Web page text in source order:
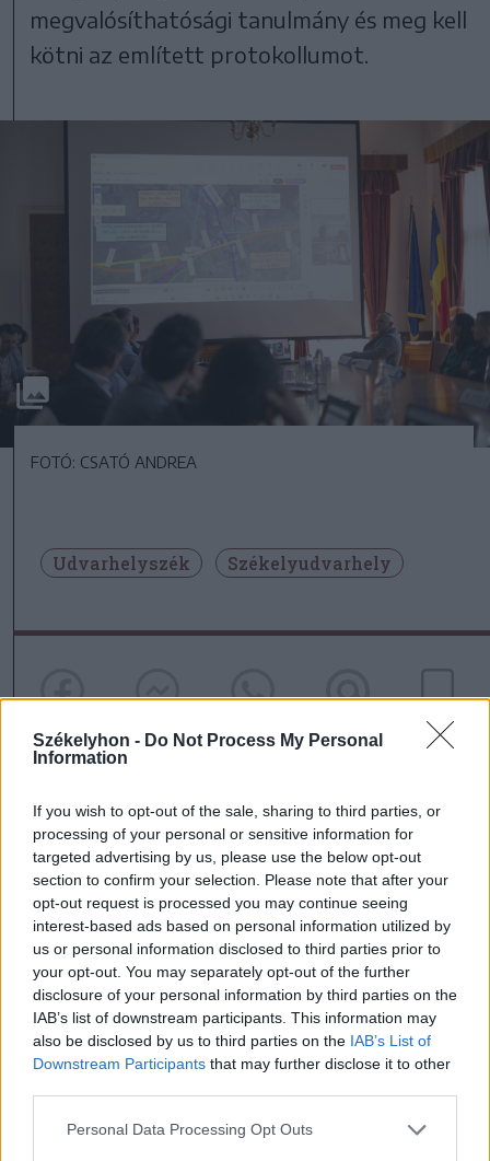
Székelyhon - Do Not Process My Personal
Information
If you wish to opt-out of the sale, sharing to third parties, or
processing of your personal or sensitive information for
targeted advertising by us, please use the below opt-out
section to confirm your selection. Please note that after your
opt-out request is processed you may continue seeing
interest-based ads based on personal information utilized by
us or personal information disclosed to third parties prior to
your opt-out. You may separately opt-out of the further
disclosure of your personal information by third parties on the
IAB’s list of downstream participants. This information may
also be disclosed by us to third parties on the IAB’s List of
Downstream Participants that may further disclose it to other
Personal Data Processing Opt Outs
megvalósíthatósági tanulmány és meg kell
kötni az említett protokollumot.
FOTÓ: CSATÓ ANDREA
Udvarhelyszék Székelyudvarhely
2 hozzászólás
Ezek is érdekelhetik
Székelyhon
„Óriási csattanás volt” – így
emlékszik vissza a kedd esti
balesetre a csíkszeredai